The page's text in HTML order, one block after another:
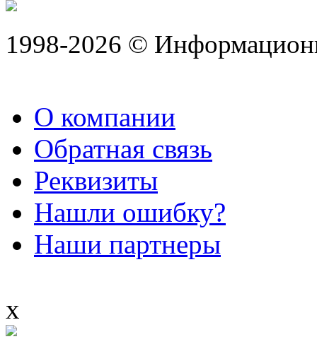
1998-2026 ©
О компании
Обратная связь
Реквизиты
Нашли ошибку?
Наши партнеры
x